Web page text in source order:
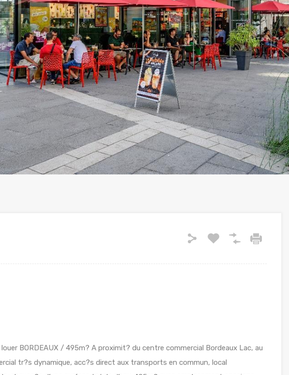
BORDEAUX / 495m? A proximit? du centre commercial Bordeaux Lac, au
tr?s dynamique, acc?s direct aux transports en commun, local